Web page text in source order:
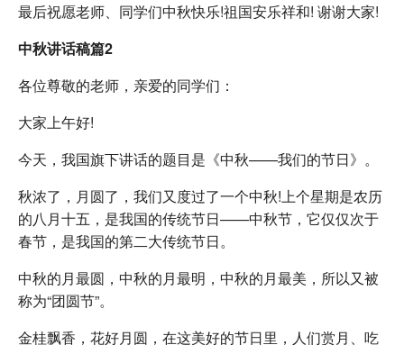
最后祝愿老师、同学们中秋快乐!祖国安乐祥和! 谢谢大家!
中秋讲话稿篇2
各位尊敬的老师，亲爱的同学们：
大家上午好!
今天，我国旗下讲话的题目是《中秋——我们的节日》。
秋浓了，月圆了，我们又度过了一个中秋!上个星期是农历
的八月十五，是我国的传统节日——中秋节，它仅仅次于
春节，是我国的第二大传统节日。
中秋的月最圆，中秋的月最明，中秋的月最美，所以又被
称为“团圆节”。
金桂飘香，花好月圆，在这美好的节日里，人们赏月、吃